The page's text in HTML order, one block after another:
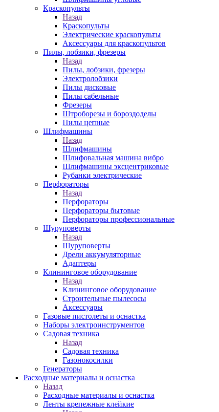
Краскопульты
Назад
Краскопульты
Электрические краскопульты
Аксессуары для краскопультов
Пилы, лобзики, фрезеры
Назад
Пилы, лобзики, фрезеры
Электролобзики
Пилы дисковые
Пилы сабельные
Фрезеры
Штроборезы и бороздоделы
Пилы цепные
Шлифмашины
Назад
Шлифмашины
Шлифовальная машина вибро
Шлифмашины эксцентриковые
Рубанки электрические
Перфораторы
Назад
Перфораторы
Перфораторы бытовые
Перфораторы профессиональные
Шуруповерты
Назад
Шуруповерты
Дрели аккумуляторные
Адаптеры
Клининговое оборудование
Назад
Клининговое оборудование
Строительные пылесосы
Аксессуары
Газовые пистолеты и оснастка
Наборы электроинструментов
Садовая техника
Назад
Садовая техника
Газонокосилки
Генераторы
Расходные материалы и оснастка
Назад
Расходные материалы и оснастка
Ленты крепежные клейкие